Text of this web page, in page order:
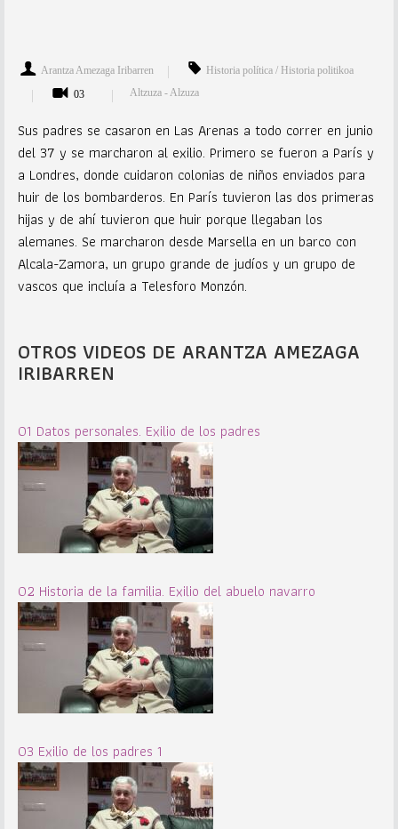
Arantza Amezaga Iribarren
Historia política / Historia politikoa
03
Altzuza - Alzuza
Sus padres se casaron en Las Arenas a todo correr en junio
del 37 y se marcharon al exilio. Primero se fueron a París y
a Londres, donde cuidaron colonias de niños enviados para
huir de los bombarderos. En París tuvieron las dos primeras
hijas y de ahí tuvieron que huir porque llegaban los
alemanes. Se marcharon desde Marsella en un barco con
Alcala-Zamora, un grupo grande de judíos y un grupo de
vascos que incluía a Telesforo Monzón.
OTROS VIDEOS DE ARANTZA AMEZAGA
IRIBARREN
01 Datos personales. Exilio de los padres
02 Historia de la familia. Exilio del abuelo navarro
03 Exilio de los padres 1